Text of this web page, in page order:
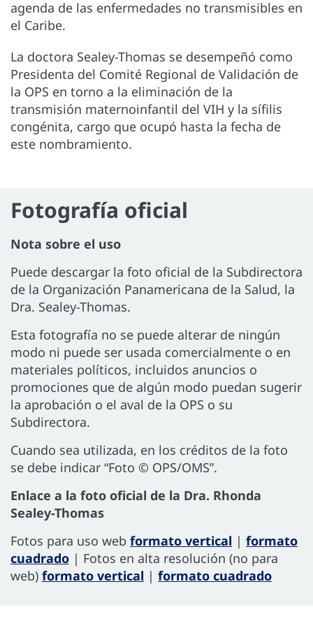
agenda de las enfermedades no transmisibles en
el Caribe.
La doctora Sealey-Thomas se desempeñó como
Presidenta del Comité Regional de Validación de
la OPS en torno a la eliminación de la
transmisión maternoinfantil del VIH y la sífilis
congénita, cargo que ocupó hasta la fecha de
este nombramiento.
Fotografía oficial
Nota sobre el uso
Puede descargar la foto oficial de la Subdirectora
de la Organización Panamericana de la Salud, la
Dra. Sealey-Thomas.
Esta fotografía no se puede alterar de ningún
modo ni puede ser usada comercialmente o en
materiales políticos, incluidos anuncios o
promociones que de algún modo puedan sugerir
la aprobación o el aval de la OPS o su
Subdirectora.
Cuando sea utilizada, en los créditos de la foto
se debe indicar “Foto © OPS/OMS”.
Enlace a la foto oficial de la Dra. Rhonda
Sealey-Thomas
Fotos para uso web formato vertical | formato
cuadrado | Fotos en alta resolución (no para
web) formato vertical | formato cuadrado